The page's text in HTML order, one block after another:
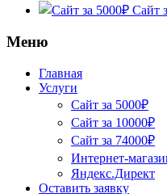
Сайт
Меню
Главная
Услуги
Сайт за 5000₽
Сайт за 10000₽
Сайт за 74000₽
Интернет-
Яндекс.Директ
Оставить заявку